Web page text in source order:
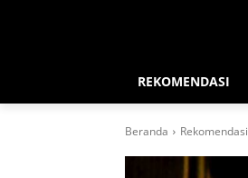
REKOMENDASI
Beranda Rekomendasi